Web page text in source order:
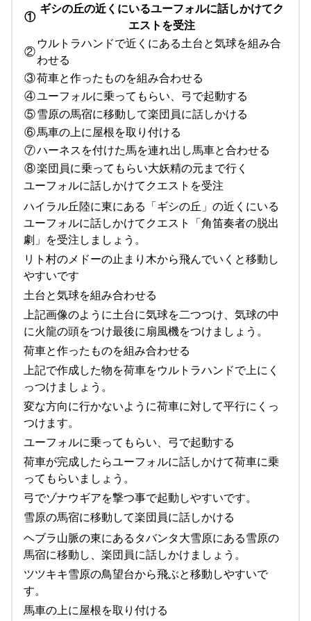
①
ギシの丘の近くにいるユーフォルに話しかけてク
エストを受注
②
ウルトラハンドで近くにある土台と気球を組み合
わせる
③荷車と作ったものを組み合わせる
④ユーフォルに乗ってもらい、弓で起動する
⑤雪原の馬宿に移動して楽団員に話しかける
⑥馬車の上に屋根を取り付ける
⑦ハーネスを付けた馬を連れ出し馬車と合わせる
⑧楽団員に乗ってもらい大妖精の元まで行く
ユーフォルに話しかけてクエストを受注
ハイラル丘陸に東にある「ギシの丘」の近くにいる
ユーフォルに話しかけてクエスト「角笛奏者の脱出
劇」を受注しましょう。
リト村のメドーの止まり木から飛んでいくと移動し
やすいです
土台と気球を組み合わせる
上記画像のように土台に気球を二つつけ、気球の中
に火龍の頭をつけ最後に扇風機をつけましょう。
荷車と作ったものを組み合わせる
上記で作成した物を荷車をウルトラハンドで上にく
っつけましょう。
変な方向に行かないように荷車に対して平行にくっ
つけます。
ユーフォルに乗ってもらい、弓で起動する
荷車が完成したらユーフォルに話しかけて荷車に乗
ってもらいましょう。
弓でゾナウギアを撃つ事で起動しやすいです。
雪原の馬宿に移動して楽団員に話しかける
ヘブラ山脈の東にあるタバンタ大雪原にある雪原の
馬宿に移動し、楽団員に話しかけましょう。
ツツキキ雪原の鳥望台から飛ぶと移動しやすいで
す。
馬車の上に屋根を取り付ける